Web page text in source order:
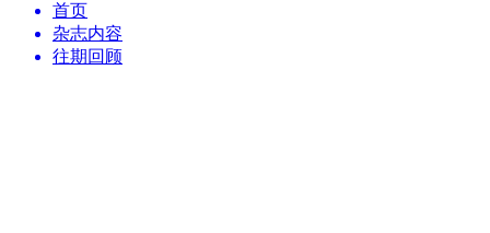
首页
杂志内容
往期回顾